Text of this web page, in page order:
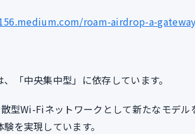
roam-airdrop-a-
「中央集中型」に依存しています。
型Wi-Fiネットワークとして新たなモデ
を実現しています。